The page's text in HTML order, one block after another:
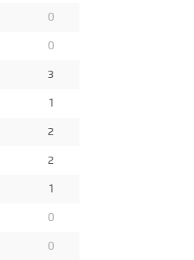
0
0
3
1
2
2
1
0
0